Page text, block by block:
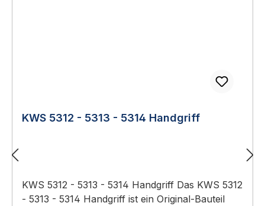
KWS 5312 - 5313 - 5314 Handgriff
KWS 5312 - 5313 - 5314 Handgriff Das KWS 5312
- 5313 - 5314 Handgriff ist ein Original-Bauteil